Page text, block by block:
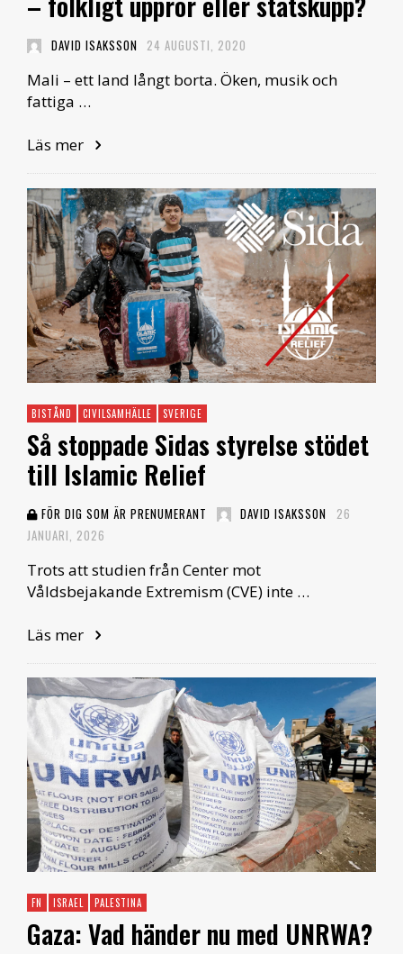
DAVID ISAKSSON 24 AUGUSTI, 2020
Mali – ett land långt borta. Öken, musik och
fattiga …
Läs mer
BISTÅND CIVILSAMHÄLLE SVERIGE
Så stoppade Sidas styrelse stödet
till Islamic Relief
FÖR DIG SOM ÄR PRENUMERANT DAVID ISAKSSON
26
JANUARI, 2026
Trots att studien från Center mot
Våldsbejakande Extremism (CVE) inte …
Läs mer
FN ISRAEL PALESTINA
Gaza: Vad händer nu med UNRWA?